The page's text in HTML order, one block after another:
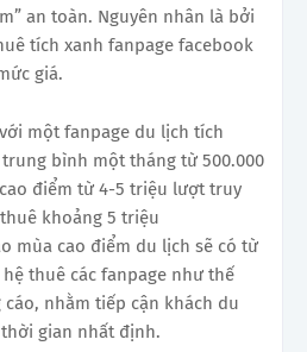
an toàn. Nguyên nhân là bởi
tích xanh fanpage facebook
giá.
một fanpage du lịch tích
bình một tháng từ 500.000
điểm từ 4-5 triệu lượt truy
khoảng 5 triệu
mùa cao điểm du lịch sẽ có từ
thuê các fanpage như thế
nhằm tiếp cận khách du
gian nhất định.